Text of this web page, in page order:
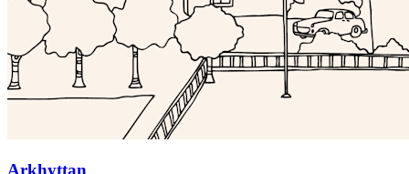
Arkhyttan